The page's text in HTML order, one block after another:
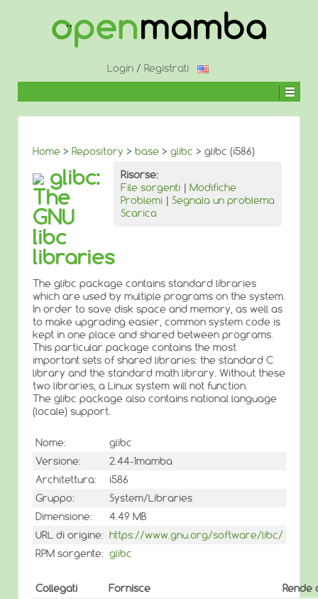
CONTENUTO
Login / Registrati
Home > Repository > base > glibc > glibc (i586)
Risorse:
File sorgenti | Modifiche
Problemi | Segnala un problema
Scarica
glibc:
The
GNU
libc
libraries
The glibc package contains standard libraries
which are used by multiple programs on the system.
In order to save disk space and memory, as well as
to make upgrading easier, common system code is
kept in one place and shared between programs.
This particular package contains the most
important sets of shared libraries: the standard C
library and the standard math library. Without these
two libraries, a Linux system will not function.
The glibc package also contains national language
(locale) support.
Nome:
glibc
Versione:
2.44-1mamba
Architettura:
i586
Gruppo:
System/Libraries
Dimensione:
4.49 MB
URL di origine: https://www.gnu.org/software/libc/
RPM sorgente: glibc
Collegati Fornisce
Rende